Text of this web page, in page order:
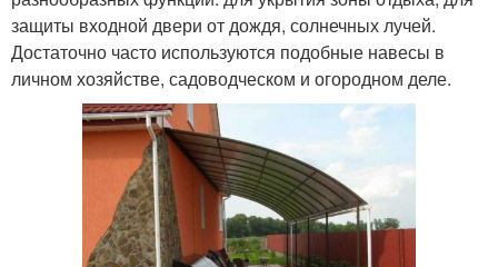
защиты входной двери от дождя, солнечных лучей.
Достаточно часто используются подобные навесы в
личном хозяйстве, садоводческом и огородном деле.